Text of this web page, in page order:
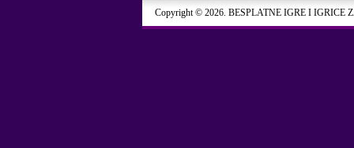
Copyright © 2026. BESPLATNE IGRE I IGRICE